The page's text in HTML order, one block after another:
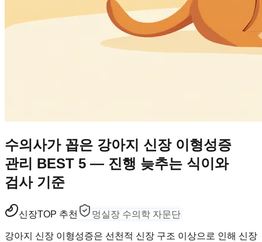
수의사가 꼽은 강아지 신장 이형성증
관리 BEST 5 — 진행 늦추는 식이와
검사 기준
신장TOP 추천 멍실장 수의학 자문단
강아지 신장 이형성증은 선천적 신장 구조 이상으로 인해 신장